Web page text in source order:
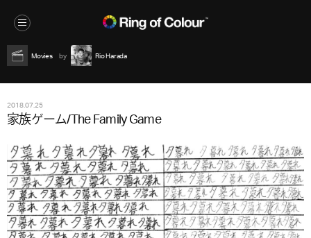
Movies Rio Harada
2018.07.25
家族ゲーム/The Family Game